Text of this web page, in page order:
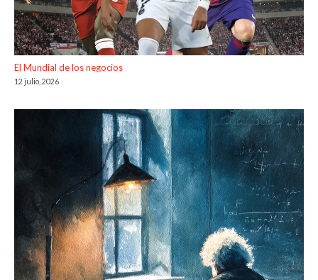
El Mundial de los negocios
12 julio, 2026